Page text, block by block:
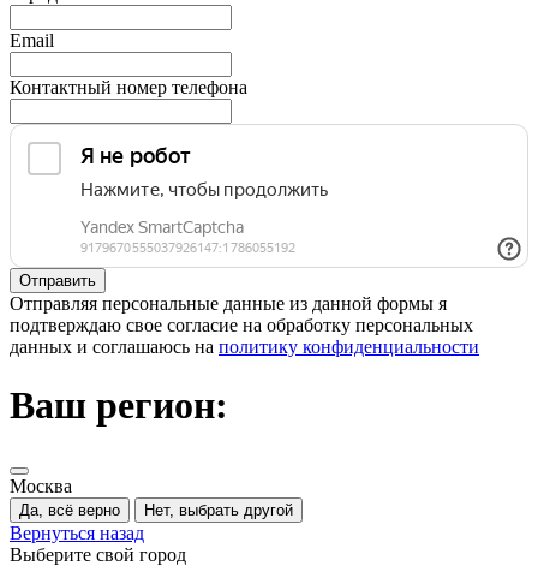
Email
Контактный номер телефона
Отправляя персональные данные из данной формы я
подтверждаю свое согласие на обработку персональных
данных и соглашаюсь на политику конфиденциальности
Ваш регион:
Москва
Да, всё верно Нет, выбрать другой
Вернуться назад
Выберите свой город